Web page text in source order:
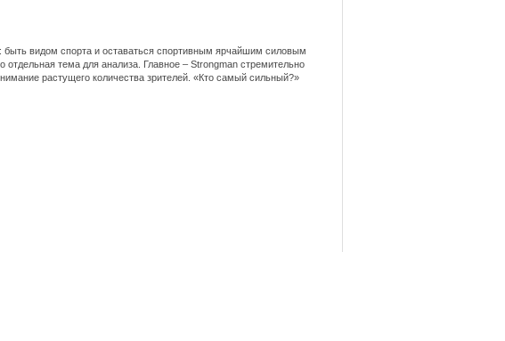
видом спорта и оставаться спортивным ярчайшим силовым
тема для анализа. Главное – Strongman стремительно
растущего количества зрителей. «Кто самый сильный?»